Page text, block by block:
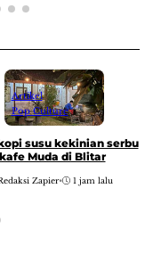
Artikel
Pop Culture
susu kekinian serbu
Muda di Blitar
Zapier• 1 jam lalu